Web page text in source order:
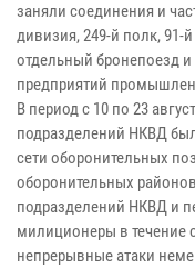
заняли соединения и
дивизия, 249-й полк, 91-
отдельный бронепоезд
предприятий
В период с 10 по 23
подразделений НКВД
сети оборонительных
оборонительных
подразделений НКВД и
милиционеры в течение
непрерывные атаки